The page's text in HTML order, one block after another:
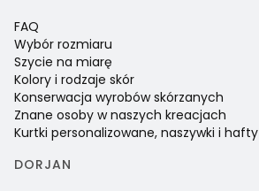
FAQ
Wybór rozmiaru
Szycie na miarę
Kolory i rodzaje skór
Konserwacja wyrobów skórzanych
Znane osoby w naszych kreacjach
Kurtki personalizowane, naszywki i hafty
DORJAN